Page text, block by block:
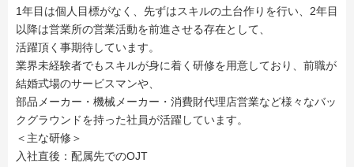
1年目は個人目標がなく、先ずはスキルの土台作りを行い、2年目
以降は営業所の営業活動を前進させる存在として、
活躍頂く事期待しています。
業界未経験者でもスキルが身に着く研修を用意しており、前職が
結婚式場のサービスマンや、
部品メーカー・機械メーカー・消費財代理店営業など様々なバッ
クグラウンドを持った社員が活躍しています。
＜主な研修＞
入社直後：配属先でのOJT